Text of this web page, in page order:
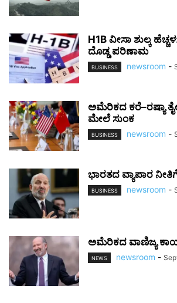
H1B ವೀಸಾ ಶುಲ್ಕ
ದೊಡ್ಡ ಪರಿಣಾಮ
BUSINESS newsroom -
ಅಮೆರಿಕದ ಕರೆ–ರಷ್ಯಾ
ಮೇಲೆ ಸುಂಕ
BUSINESS newsroom -
ಭಾರತದ ವ್ಯಾಪಾರ
BUSINESS newsroom -
ಅಮೆರಿಕದ ವಾಣಿಜ್ಯ
NEWS newsroom -